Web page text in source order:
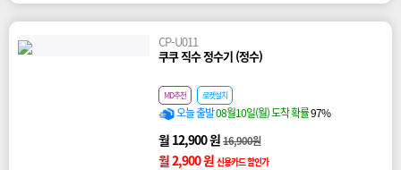
CP-U011
쿠쿠 직수 정수기 (정수)
MD추천 로켓설치
오늘 출발08월10일(월) 도착 확률97%
월 12,900 원16,900원
월 2,900 원 신용카드 할인가